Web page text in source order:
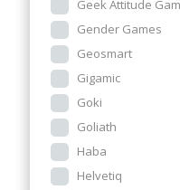
Geek Attitude
Gender Games
Geosmart
Gigamic
Goki
Goliath
Haba
Helvetiq